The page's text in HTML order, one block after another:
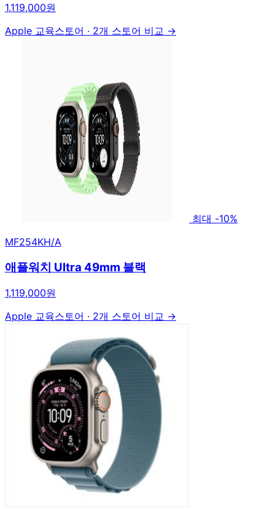
1,119,000원
Apple 교육스토어 · 2개 스토어 비교 →
최대 -10%
MF254KH/A
애플워치 Ultra 49mm 블랙
1,119,000원
Apple 교육스토어 · 2개 스토어 비교 →